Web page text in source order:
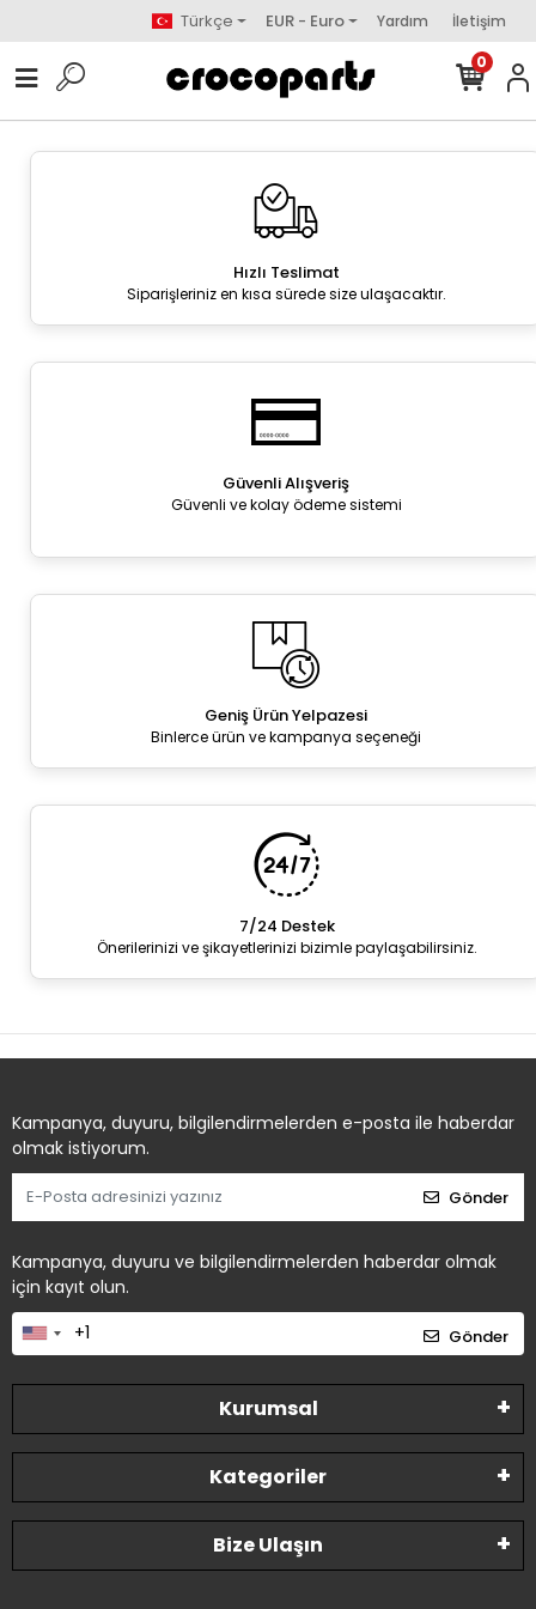
Türkçe EUR - Euro Yardım İletişim
0
Hızlı Teslimat
Siparişleriniz en kısa sürede size ulaşacaktır.
Güvenli Alışveriş
Güvenli ve kolay ödeme sistemi
Geniş Ürün Yelpazesi
Binlerce ürün ve kampanya seçeneği
7/24 Destek
Önerilerinizi ve şikayetlerinizi bizimle paylaşabilirsiniz.
Kampanya, duyuru, bilgilendirmelerden e-posta ile haberdar
olmak istiyorum.
Gönder
Kampanya, duyuru ve bilgilendirmelerden haberdar olmak
için kayıt olun.
Gönder
Kurumsal
Kategoriler
Bize Ulaşın